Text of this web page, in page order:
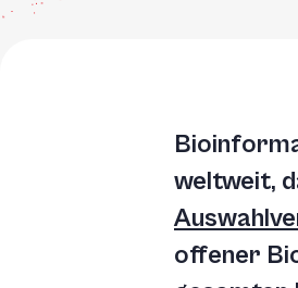
This
weltweit,
offener